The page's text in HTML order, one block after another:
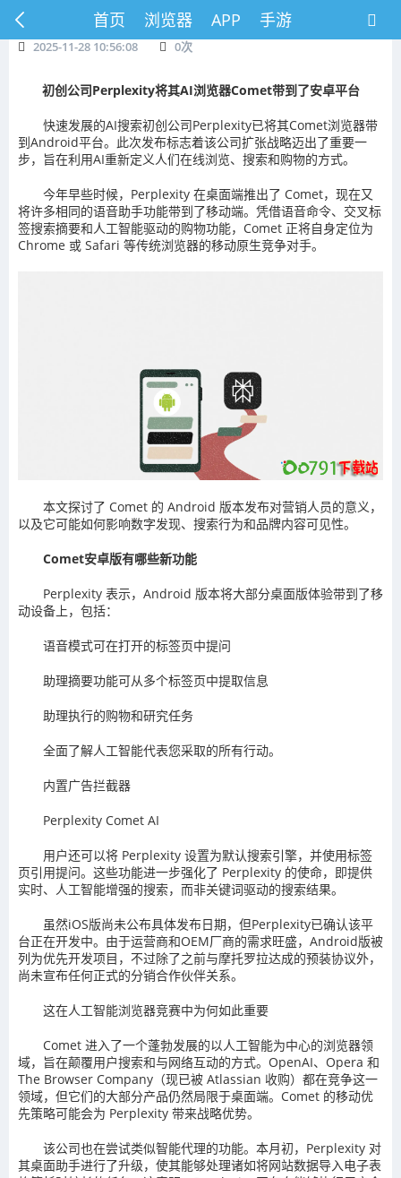
首页 浏览器 APP 手游
2025-11-28 10:56:08 0次
初创公司Perplexity将其AI浏览器Comet带到了安卓平台
快速发展的AI搜索初创公司Perplexity已将其Comet浏览器带
到Android平台。此次发布标志着该公司扩张战略迈出了重要一
步，旨在利用AI重新定义人们在线浏览、搜索和购物的方式。
今年早些时候，Perplexity 在桌面端推出了 Comet，现在又
将许多相同的语音助手功能带到了移动端。凭借语音命令、交叉标
签搜索摘要和人工智能驱动的购物功能，Comet 正将自身定位为
Chrome 或 Safari 等传统浏览器的移动原生竞争对手。
本文探讨了 Comet 的 Android 版本发布对营销人员的意义，
以及它可能如何影响数字发现、搜索行为和品牌内容可见性。
Comet安卓版有哪些新功能
Perplexity 表示，Android 版本将大部分桌面版体验带到了移
动设备上，包括：
语音模式可在打开的标签页中提问
助理摘要功能可从多个标签页中提取信息
助理执行的购物和研究任务
全面了解人工智能代表您采取的所有行动。
内置广告拦截器
Perplexity Comet AI
用户还可以将 Perplexity 设置为默认搜索引擎，并使用标签
页引用提问。这些功能进一步强化了 Perplexity 的使命，即提供
实时、人工智能增强的搜索，而非关键词驱动的搜索结果。
虽然iOS版尚未公布具体发布日期，但Perplexity已确认该平
台正在开发中。由于运营商和OEM厂商的需求旺盛，Android版被
列为优先开发项目，不过除了之前与摩托罗拉达成的预装协议外，
尚未宣布任何正式的分销合作伙伴关系。
这在人工智能浏览器竞赛中为何如此重要
Comet 进入了一个蓬勃发展的以人工智能为中心的浏览器领
域，旨在颠覆用户搜索和与网络互动的方式。OpenAI、Opera 和
The Browser Company（现已被 Atlassian 收购）都在竞争这一
领域，但它们的大部分产品仍然局限于桌面端。Comet 的移动优
先策略可能会为 Perplexity 带来战略优势。
该公司也在尝试类似智能代理的功能。本月初，Perplexity 对
其桌面助手进行了升级，使其能够处理诸如将网站数据导入电子表